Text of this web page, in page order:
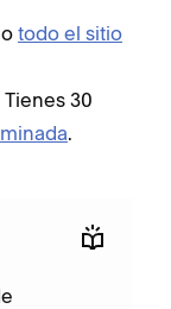
o todo el sitio
30
.